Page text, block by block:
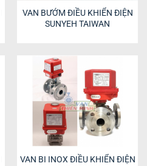
VAN BƯỚM ĐIỀU KHIỂN ĐIỆN
SUNYEH TAIWAN
VAN BI INOX ĐIỀU KHIỂN ĐIỆN